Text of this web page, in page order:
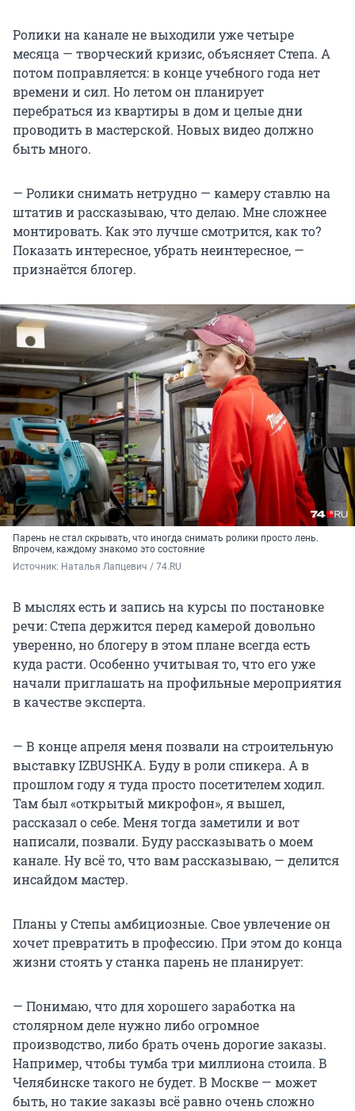
Ролики на канале не выходили уже четыре
месяца — творческий кризис, объясняет Степа. А
потом поправляется: в конце учебного года нет
времени и сил. Но летом он планирует
перебраться из квартиры в дом и целые дни
проводить в мастерской. Новых видео должно
быть много.
— Ролики снимать нетрудно — камеру ставлю на
штатив и рассказываю, что делаю. Мне сложнее
монтировать. Как это лучше смотрится, как то?
Показать интересное, убрать неинтересное, —
признаётся блогер.
Парень не стал скрывать, что иногда снимать ролики просто лень.
Впрочем, каждому знакомо это состояние
Источник: Наталья Лапцевич / 74.RU
В мыслях есть и запись на курсы по постановке
речи: Степа держится перед камерой довольно
уверенно, но блогеру в этом плане всегда есть
куда расти. Особенно учитывая то, что его уже
начали приглашать на профильные мероприятия
в качестве эксперта.
— В конце апреля меня позвали на строительную
выставку IZBUSHKA. Буду в роли спикера. А в
прошлом году я туда просто посетителем ходил.
Там был «открытый микрофон», я вышел,
рассказал о себе. Меня тогда заметили и вот
написали, позвали. Буду рассказывать о моем
канале. Ну всё то, что вам рассказываю, — делится
инсайдом мастер.
Планы у Степы амбициозные. Свое увлечение он
хочет превратить в профессию. При этом до конца
жизни стоять у станка парень не планирует:
— Понимаю, что для хорошего заработка на
столярном деле нужно либо огромное
производство, либо брать очень дорогие заказы.
Например, чтобы тумба три миллиона стоила. В
Челябинске такого не будет. В Москве — может
быть, но такие заказы всё равно очень сложно